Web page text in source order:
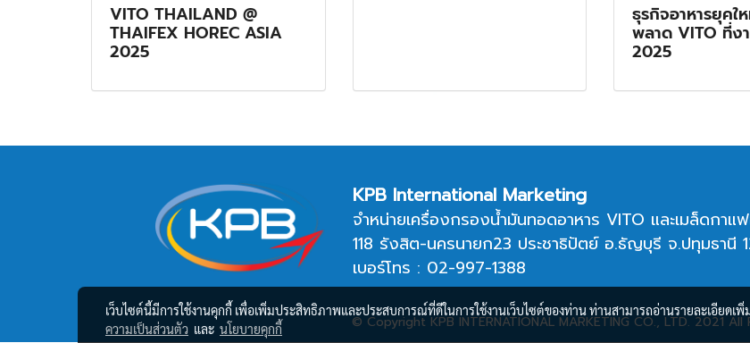
VITO THAILAND @
THAIFEX HOREC ASIA
2025
ธุรกิจอาหารยุคใ
พลาด VITO ที่ง
2025
KPB International Marketing
จำหน่ายเครื่องกรองน้ำมันทอดอาหาร VITO และเมล็ดกาแ
118 รังสิต-นครนายก23 ประชาธิปัตย์ อ.ธัญบุรี จ.ปทุมธานี
เบอร์โทร : 02-997-1388
© Copyright KPB INTERNATIONAL MARKETING CO., LTD. 2021
เว็บไซต์นี้มีการใช้งานคุกกี้ เพื่อเพิ่มประสิทธิภาพและประสบการณ์ที่ดีในการใช้งานเว็บไซต์ของท่าน ท่านสามารถอ่านรายละเอียดเพิ่
ความเป็นส่วนตัว และ นโยบายคุกกี้